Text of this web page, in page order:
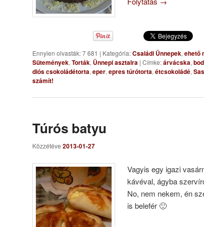
Ennyien olvasták: 7 681 | Kategória:Családi Ünnepek, ehető
Sütemények, Torták, Ünnepi asztalra | Címke:árvácska,
diós csokoládétorta, eper, epres túrótorta, étcsokoládé,
számít!
Túrós batyu
Közzétéve 2013-01-27
Vagyis egy igazi
kávéval, ágyba
No, nem nekem, én
is belefér 🙂